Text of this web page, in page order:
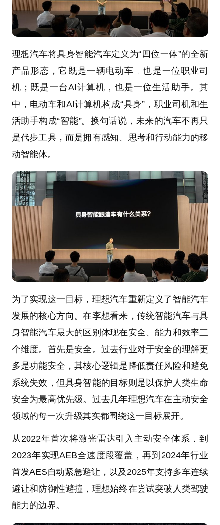
理想汽车将具身智能汽车定义为“四位一体”的全新
产品形态，它既是一辆电动车，也是一位职业司
机；既是一台AI计算机，也是一位生活助手。其
中，电动车和AI计算机构成“具身”，职业司机和生
活助手构成“智能”。换句话说，未来的汽车不再只
是代步工具，而是拥有感知、思考和行动能力的移
动智能体。
为了实现这一目标，理想汽车重新定义了智能汽车
发展的核心方向。在李想看来，传统智能汽车与具
身智能汽车最大的区别体现在安全、能力和效率三
个维度。首先是安全。过去行业对于安全的理解更
多是功能安全，其核心逻辑是降低责任风险和避免
系统失效，但具身智能的目标则是以保护人类生命
安全为最高优先级。过去几年理想汽车在主动安全
领域的每一次升级其实都围绕这一目标展开。
从2022年首次将激光雷达引入主动安全体系，到
2023年实现AEB全速度段覆盖，再到2024年行业
首发AES自动紧急避让，以及2025年支持多车连续
避让和防御性避撞，理想始终在尝试突破人类驾驶
能力的边界。